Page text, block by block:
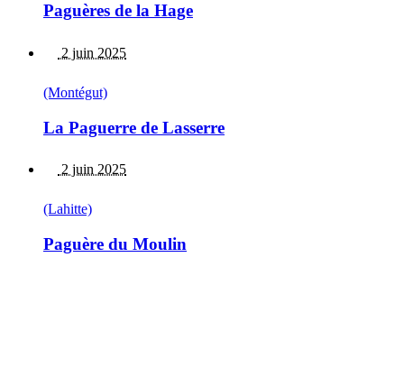
Paguères de la Hage
2 juin 2025
(Montégut)
La Paguerre de Lasserre
2 juin 2025
(Lahitte)
Paguère du Moulin